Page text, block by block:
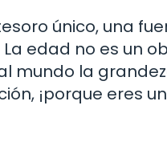
único, una
edad no es un
mundo la
¡porque eres